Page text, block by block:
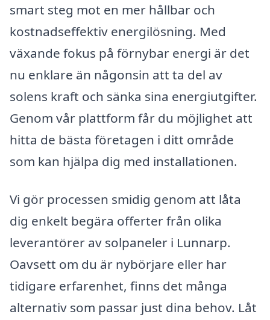
smart steg mot en mer hållbar och
kostnadseffektiv energilösning. Med
växande fokus på förnybar energi är det
nu enklare än någonsin att ta del av
solens kraft och sänka sina energiutgifter.
Genom vår plattform får du möjlighet att
hitta de bästa företagen i ditt område
som kan hjälpa dig med installationen.
Vi gör processen smidig genom att låta
dig enkelt begära offerter från olika
leverantörer av solpaneler i Lunnarp.
Oavsett om du är nybörjare eller har
tidigare erfarenhet, finns det många
alternativ som passar just dina behov. Låt